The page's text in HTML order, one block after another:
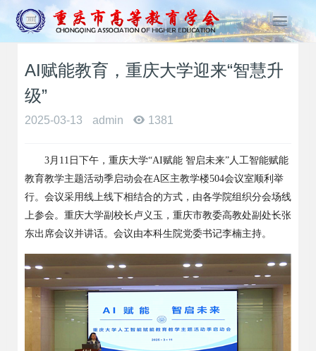
T
o
g
i
g
a
t
n
AI赋能教育，重庆大学迎来“智慧升
级”
2025-03-13 admin 1381
3月 11 日下午，重庆大学“AI赋能 智启未来”人工智能赋能
教育教学主题活动季启动会在A 区主教学楼504会议室顺利举
行。会议采用线上线下相结合的方式，由各学院组织分会场线
上参会。重庆大学副校长卢义玉，重庆市教委高教处副处长张
东出席会议并讲话。会议由本科生院党委书记李楠主持。